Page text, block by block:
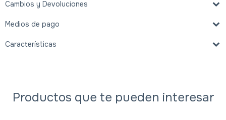
Cambios y Devoluciones
Medios de pago
Características
Productos que te pueden interesar